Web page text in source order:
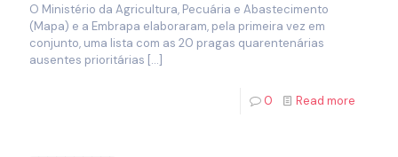
O Ministério da Agricultura, Pecuária e Abastecimento
(Mapa) e a Embrapa elaboraram, pela primeira vez em
conjunto, uma lista com as 20 pragas quarentenárias
ausentes prioritárias […]
0 Read more